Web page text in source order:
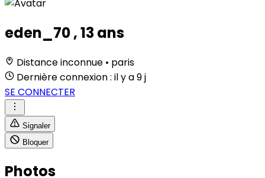
eden_70, 13 ans
Distance inconnue • paris
Dernière connexion : il y a 9 j
SE CONNECTER
Signaler
Bloquer
Photos